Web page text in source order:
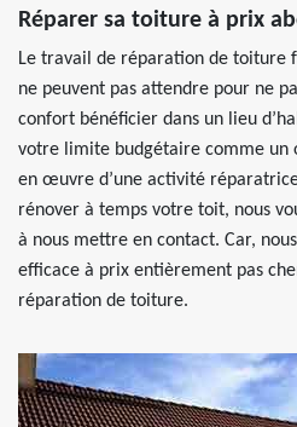
Réparer sa toiture à prix
Le travail de réparation de toiture
ne peuvent pas attendre pour ne
confort bénéficier dans un lieu
votre limite budgétaire comme un
en œuvre d’une activité
rénover à temps votre toit, nous
à nous mettre en contact. Car,
efficace à prix entièrement pas
réparation de toiture.